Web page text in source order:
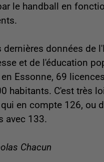
le handball en
dernières données de
et de l'éducation
Essonne, 69 licences
habitants. C'est très
en compte 126, ou
avec 133.
Chacun